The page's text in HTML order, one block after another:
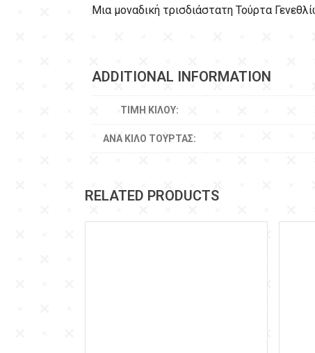
Μια μοναδική τρισδιάστατη Τούρτα
ADDITIONAL INFORMATION
ΤΙΜΉ ΚΙΛΟΎ:
ΑΝΆ ΚΙΛΌ ΤΟΎΡΤΑΣ:
RELATED PRODUCTS